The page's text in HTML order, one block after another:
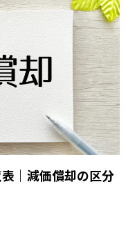
｜減価償却の区分